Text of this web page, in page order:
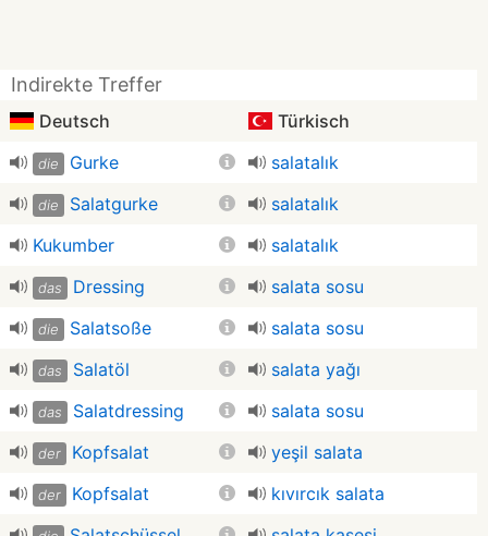
Indirekte Treffer
Deutsch Türkisch
die Gurke salatalık
die Salatgurke
salatalık
Kukumber
salatalık
das Dressing salata sosu
die Salatsoße salata sosu
das Salatöl salata yağı
das Salatdressing salata sosu
der Kopfsalat yeşil salata
der Kopfsalat kıvırcık salata